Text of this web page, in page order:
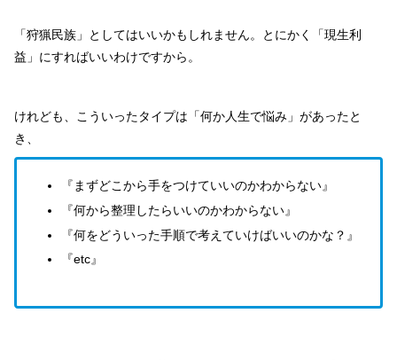
「狩猟民族」としてはいいかもしれません。とにかく「現生利
益」にすればいいわけですから。
けれども、こういったタイプは「何か人生で悩み」があったと
き、
『まずどこから手をつけていいのかわからない』
『何から整理したらいいのかわからない』
『何をどういった手順で考えていけばいいのかな？』
『etc』